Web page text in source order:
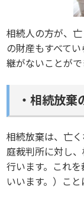
相続人の方が、
の財産もすべて
継がないことがで
・相続放棄
相続放棄は、亡
庭裁判所に対し
行います。これ
いいます。）こ